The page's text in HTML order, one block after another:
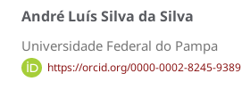
André Luís Silva da Silva
Universidade Federal do Pampa
https://orcid.org/0000-0002-8245-9389